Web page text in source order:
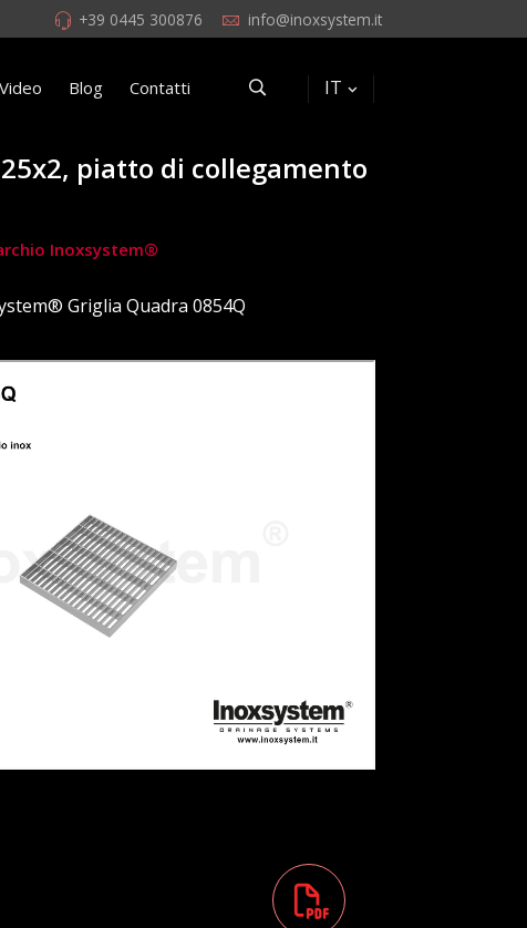
+39 0445 300876 info@inoxsystem.it
Video Blog Contatti IT
piatto di collegamento
Inoxsystem®
Griglia Quadra 0854Q